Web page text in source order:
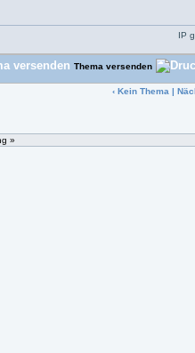
IP
Thema versenden
‹ Kein Thema |